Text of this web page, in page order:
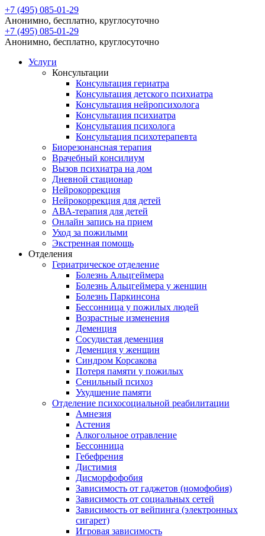
+7 (495) 085-01-29
Анонимно, бесплатно, круглосуточно
+7 (495) 085-01-29
Анонимно, бесплатно, круглосуточно
Услуги
Консультации
Консультация гериатра
Консультация детского психиатра
Консультация нейропсихолога
Консультация психиатра
Консультация психолога
Консультация психотерапевта
Биорезонансная терапия
Врачебный консилиум
Вызов психиатра на дом
Дневной стационар
Нейрокоррекция
Нейрокоррекция для детей
АВА-терапия для детей
Онлайн запись на прием
Уход за пожилыми
Экстренная помощь
Отделения
Гериатрическое отделение
Болезнь Альцгеймера
Болезнь Альцгеймера у женщин
Болезнь Паркинсона
Бессонница у пожилых людей
Возрастные изменения
Деменция
Сосудистая деменция
Деменция у женщин
Синдром Корсакова
Потеря памяти у пожилых
Сенильный психоз
Ухудшение памяти
Отделение психосоциальной реабилитации
Амнезия
Астения
Алкогольное отравление
Бессонница
Гебефрения
Дистимия
Дисморфофобия
Зависимость от гаджетов (номофобия)
Зависимость от социальных сетей
Зависимость от вейпинга (электронных
сигарет)
Игровая зависимость